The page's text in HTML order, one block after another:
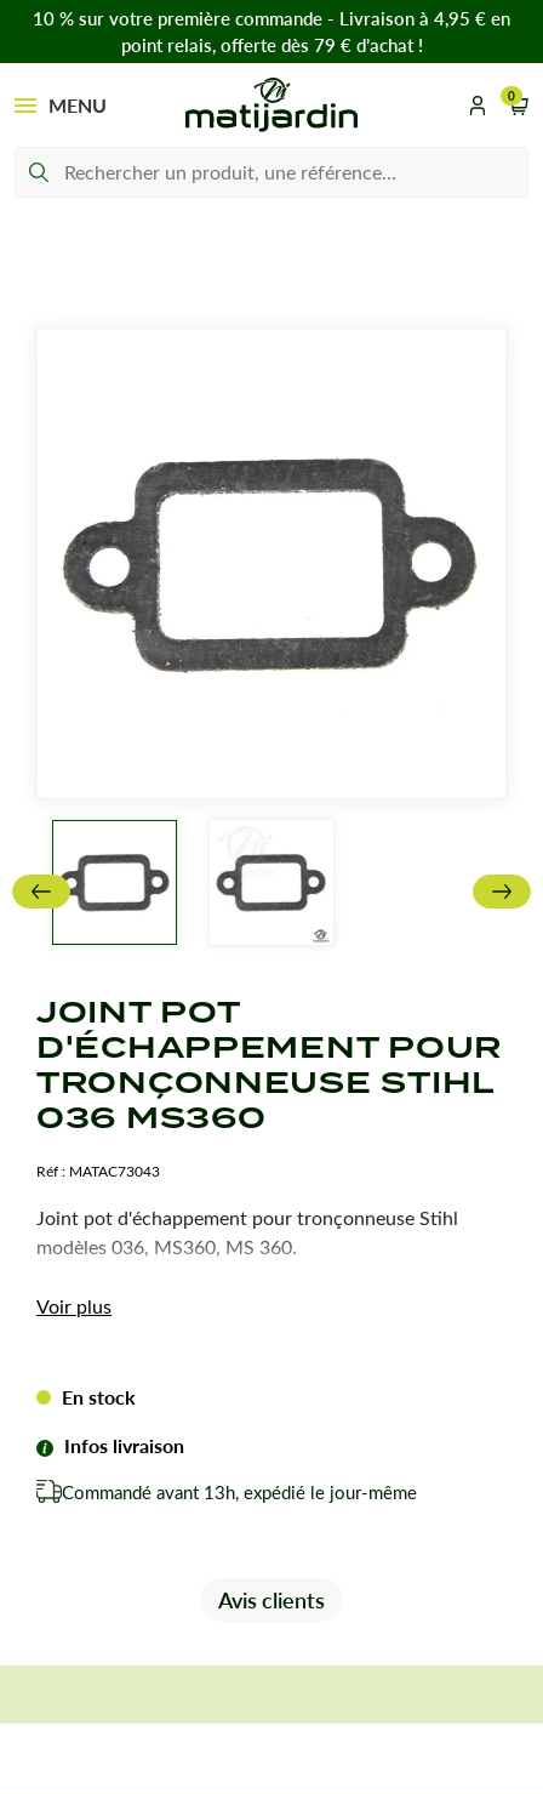
10 % sur votre première commande - Livraison à 4,95 € en
point relais, offerte dès 79 € d’achat !
MENU 0
JOINT POT
D'ÉCHAPPEMENT POUR
TRONÇONNEUSE STIHL
036 MS360
Réf : MATAC73043
Joint pot d'échappement pour tronçonneuse Stihl
modèles 036, MS360, MS 360.
Voir plus
En stock
Infos livraison
Commandé avant 13h, expédié le jour-même
Avis clients